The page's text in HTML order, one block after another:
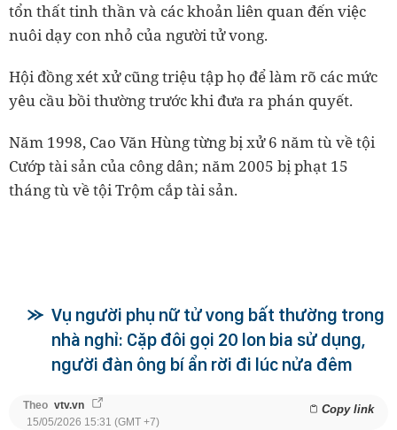
tổn thất tinh thần và các khoản liên quan đến việc
nuôi dạy con nhỏ của người tử vong.
Hội đồng xét xử cũng triệu tập họ để làm rõ các mức
yêu cầu bồi thường trước khi đưa ra phán quyết.
Năm 1998, Cao Văn Hùng từng bị xử 6 năm tù về tội
Cướp tài sản của công dân; năm 2005 bị phạt 15
tháng tù về tội Trộm cắp tài sản.
Vụ người phụ nữ tử vong bất thường trong
nhà nghỉ: Cặp đôi gọi 20 lon bia sử dụng,
người đàn ông bí ẩn rời đi lúc nửa đêm
Theo vtv.vn Copy link
15/05/2026 15:31 (GMT +7)